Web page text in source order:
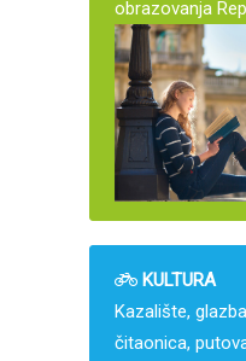
obrazovanja
KULTURA
Kazalište,
čitaonica,